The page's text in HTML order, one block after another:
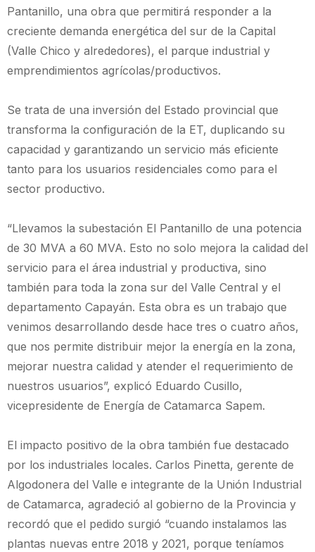
Pantanillo, una obra que permitirá responder a la
creciente demanda energética del sur de la Capital
(Valle Chico y alrededores), el parque industrial y
emprendimientos agrícolas/productivos.
Se trata de una inversión del Estado provincial que
transforma la configuración de la ET, duplicando su
capacidad y garantizando un servicio más eficiente
tanto para los usuarios residenciales como para el
sector productivo.
“Llevamos la subestación El Pantanillo de una potencia
de 30 MVA a 60 MVA. Esto no solo mejora la calidad del
servicio para el área industrial y productiva, sino
también para toda la zona sur del Valle Central y el
departamento Capayán. Esta obra es un trabajo que
venimos desarrollando desde hace tres o cuatro años,
que nos permite distribuir mejor la energía en la zona,
mejorar nuestra calidad y atender el requerimiento de
nuestros usuarios”, explicó Eduardo Cusillo,
vicepresidente de Energía de Catamarca Sapem.
El impacto positivo de la obra también fue destacado
por los industriales locales. Carlos Pinetta, gerente de
Algodonera del Valle e integrante de la Unión Industrial
de Catamarca, agradeció al gobierno de la Provincia y
recordó que el pedido surgió “cuando instalamos las
plantas nuevas entre 2018 y 2021, porque teníamos